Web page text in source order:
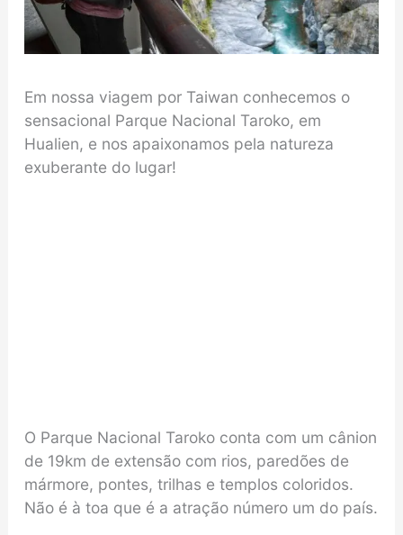
Em nossa viagem por Taiwan conhecemos o
sensacional Parque Nacional Taroko, em
Hualien, e nos apaixonamos pela natureza
exuberante do lugar!
O Parque Nacional Taroko conta com um cânion
de 19km de extensão com rios, paredões de
mármore, pontes, trilhas e templos coloridos.
Não é à toa que é a atração número um do país.